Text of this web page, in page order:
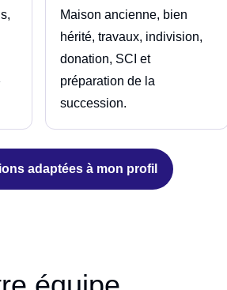
Maison ancienne, bien
hérité, travaux, indivision,
donation, SCI et
préparation de la
succession.
adaptées à mon profil